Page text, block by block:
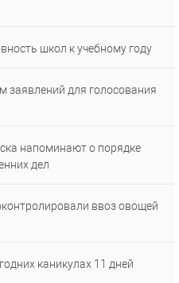
школ к учебному году
заявлений для голосования
напоминают о порядке
дел
ввоз овощей
каникулах 11 дней